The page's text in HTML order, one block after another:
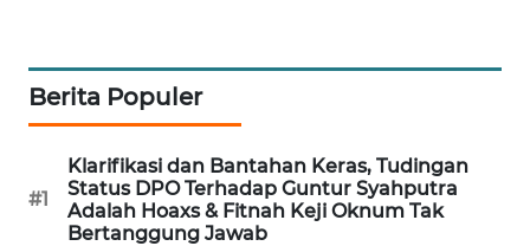
Berita Populer
#1
Klarifikasi dan Bantahan Keras, Tudingan
Status DPO Terhadap Guntur Syahputra
Adalah Hoaxs & Fitnah Keji Oknum Tak
Bertanggung Jawab
MEDAN
NEWS
METRO
JAKARTA
NEWS